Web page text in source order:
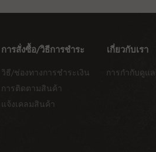
การสั่งซื้อ/วิธีการชำระ เกี่ยวกับเรา
วิธี/ช่องทางการชำระเงิน
การติดตามสินค้า
แจ้งเคลมสินค้า
การกำกับดูแ